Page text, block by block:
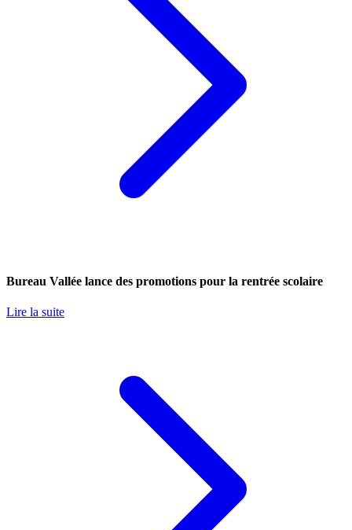
Bureau Vallée lance des promotions pour la rentrée scolaire
Lire la suite